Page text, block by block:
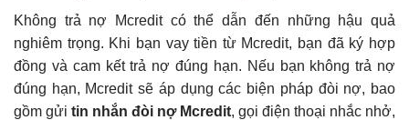
Không trả nợ Mcredit có thể dẫn đến những hậu quả
nghiêm trọng. Khi bạn vay tiền từ Mcredit, bạn đã ký hợp
đồng và cam kết trả nợ đúng hạn. Nếu bạn không trả nợ
đúng hạn, Mcredit sẽ áp dụng các biện pháp đòi nợ, bao
gồm gửi tin nhắn đòi nợ Mcredit, gọi điện thoại nhắc nhở,